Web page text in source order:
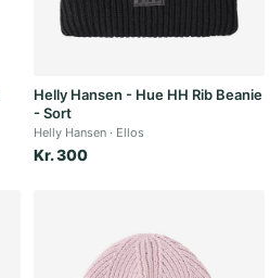
Helly Hansen - Hue HH Rib Beanie
- Sort
Helly Hansen Ellos
Kr. 300